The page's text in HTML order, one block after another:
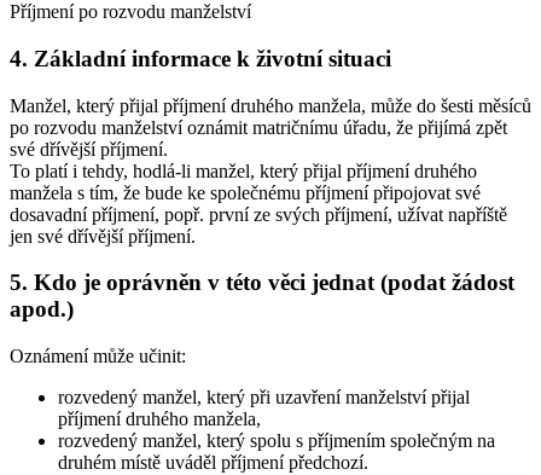
Příjmení po rozvodu manželství
4. Základní informace k životní situaci
Manžel, který přijal příjmení druhého manžela, může do šesti měsíců
po rozvodu manželství oznámit matričnímu úřadu, že přijímá zpět
své dřívější příjmení.
To platí i tehdy, hodlá-li manžel, který přijal příjmení druhého
manžela s tím, že bude ke společnému příjmení připojovat své
dosavadní příjmení, popř. první ze svých příjmení, užívat napříště
jen své dřívější příjmení.
5. Kdo je oprávněn v této věci jednat (podat žádost
apod.)
Oznámení může učinit:
rozvedený manžel, který při uzavření manželství přijal
příjmení druhého manžela,
rozvedený manžel, který spolu s příjmením společným na
druhém místě uváděl příjmení předchozí.